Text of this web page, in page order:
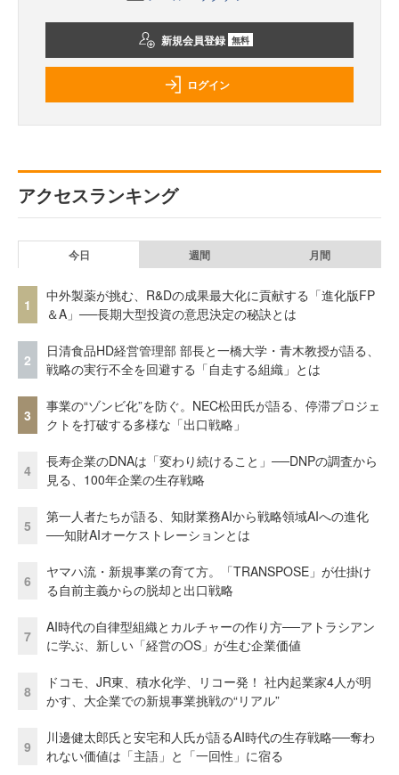
新規会員登録 無料
ログイン
アクセスランキング
今日 週間 月間
1
中外製薬が挑む、R&Dの成果最大化に貢献する「進化版FP
＆A」──長期大型投資の意思決定の秘訣とは
2
日清食品HD経営管理部 部長と一橋大学・青木教授が語る、
戦略の実行不全を回避する「自走する組織」とは
3
事業の“ゾンビ化”を防ぐ。NEC松田氏が語る、停滞プロジェ
クトを打破する多様な「出口戦略」
4
長寿企業のDNAは「変わり続けること」──DNPの調査から
見る、100年企業の生存戦略
5
第一人者たちが語る、知財業務AIから戦略領域AIへの進化
──知財AIオーケストレーションとは
6
ヤマハ流・新規事業の育て方。「TRANSPOSE」が仕掛け
る自前主義からの脱却と出口戦略
7
AI時代の自律型組織とカルチャーの作り方──アトラシアン
に学ぶ、新しい「経営のOS」が生む企業価値
8
ドコモ、JR東、積水化学、リコー発！ 社内起業家4人が明
かす、大企業での新規事業挑戦の“リアル”
9
川邊健太郎氏と安宅和人氏が語るAI時代の生存戦略──奪わ
れない価値は「主語」と「一回性」に宿る